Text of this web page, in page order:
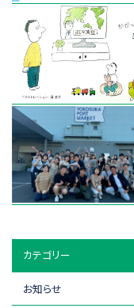
カテゴリー
お知らせ